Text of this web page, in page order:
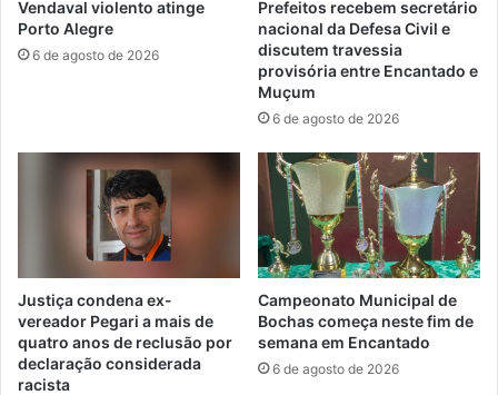
Vendaval violento atinge
Porto Alegre
6 de agosto de 2026
Prefeitos recebem secretário
nacional da Defesa Civil e
discutem travessia
provisória entre Encantado e
Muçum
6 de agosto de 2026
Justiça condena ex-
vereador Pegari a mais de
quatro anos de reclusão por
declaração considerada
racista
Campeonato Municipal de
Bochas começa neste fim de
semana em Encantado
6 de agosto de 2026